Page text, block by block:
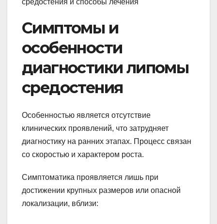
Симптомы и
особенности
диагностики липомы
средостения
Особенностью является отсутствие
клинических проявлений, что затрудняет
диагностику на ранних этапах. Процесс связан
со скоростью и характером роста.
Симптоматика проявляется лишь при
достижении крупных размеров или опасной
локализации, вблизи: